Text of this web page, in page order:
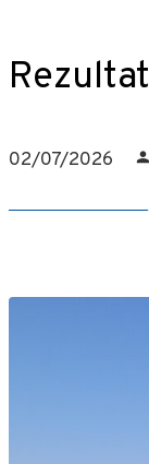
02/07/2026